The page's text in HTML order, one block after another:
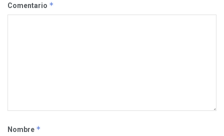
Comentario *
Nombre *